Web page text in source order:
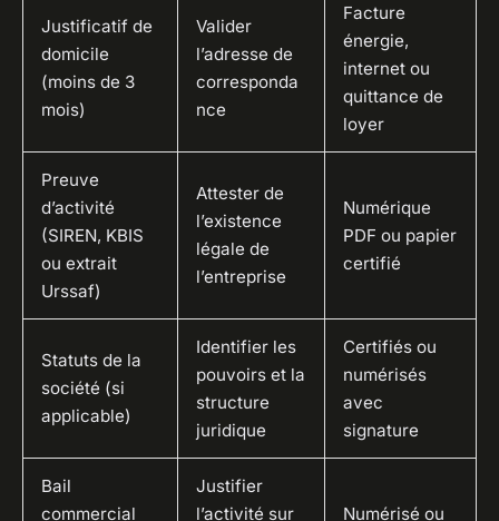
Justificatif de
domicile
(moins de 3
mois)
Valider
l’adresse de
corresponda
nce
Facture
énergie,
internet ou
quittance de
loyer
Preuve
d’activité
(SIREN, KBIS
ou extrait
Urssaf)
Attester de
l’existence
légale de
l’entreprise
Numérique
PDF ou papier
certifié
Statuts de la
société (si
applicable)
Identifier les
pouvoirs et la
structure
juridique
Certifiés ou
numérisés
avec
signature
Bail
commercial
Justifier
l’activité sur
Numérisé ou